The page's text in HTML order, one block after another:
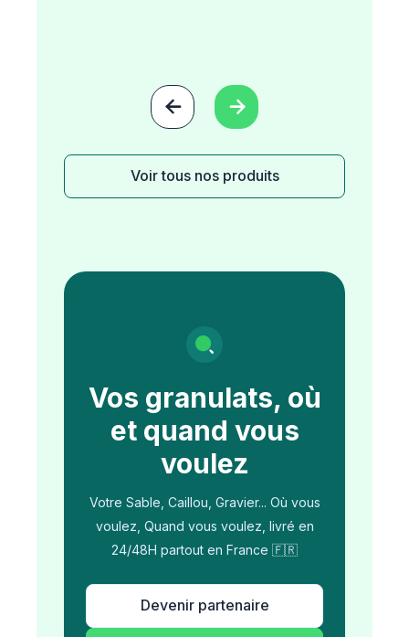
 
Voir tous nos produits
Vos granulats, où
et quand vous
voulez
Votre Sable, Caillou, Gravier... Où vous
voulez, Quand vous voulez, livré en
24/48H partout en France 🇫🇷
Devenir partenaire